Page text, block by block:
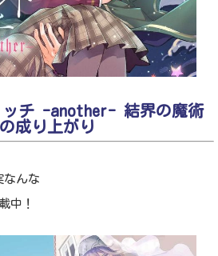
ッチ -another- 結界の魔術
成り上がり
なんな
中！